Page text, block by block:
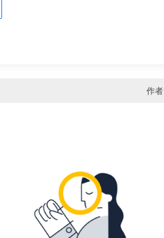
作者